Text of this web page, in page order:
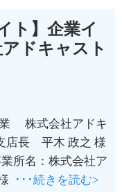
ト】企業イ
ドキャスト
株式会社アドキ
長 平木 政之 様
所名：株式会社ア
･･･続きを読む>